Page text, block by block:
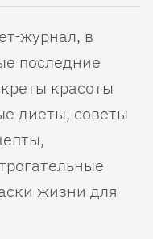
журнал, в
последние
красоты
диеты, советы
жизни для